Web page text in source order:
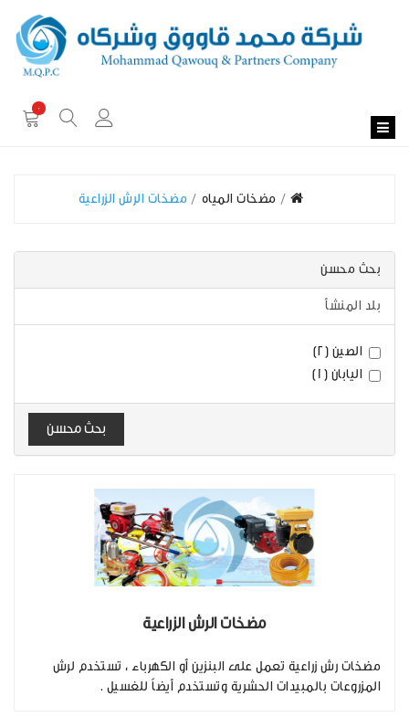
0
مضخات المياه مضخات الرش الزراعية
بحث محسن
بلد المنشأ
الصين (2)
اليابان (1)
بحث محسن
مضخات الرش الزراعية
مضخات رش زراعية تعمل على البنزين أو الكهرباء ، تستخدم لرش
المزروعات بالمبيدات الحشرية وتستخدم أيضاً للغسيل .